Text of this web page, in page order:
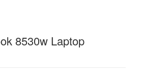
8530w Laptop